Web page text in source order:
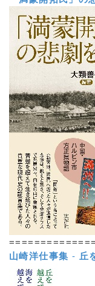
山崎洋仕事集 - 丘